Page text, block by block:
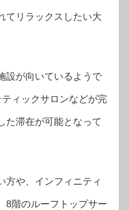
てリラックスしたい大
設が向いているようで
ィックサロンなどが完
た滞在が可能となって
方や、インフィニティ
8階のルーフトップサー